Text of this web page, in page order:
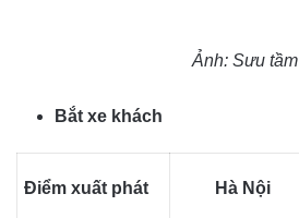
Ảnh: Sưu tầm
Bắt xe khách
Điểm xuất phát Hà Nội